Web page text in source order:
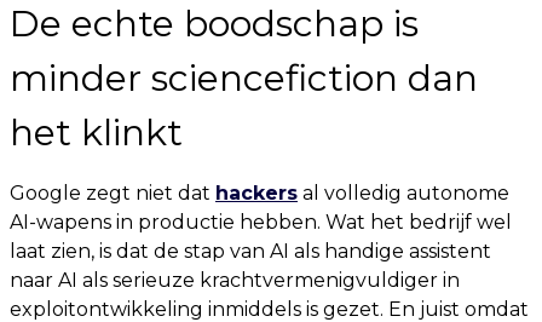
De echte boodschap is
minder sciencefiction dan
het klinkt
Google zegt niet dat hackers al volledig autonome
AI-wapens in productie hebben. Wat het bedrijf wel
laat zien, is dat de stap van AI als handige assistent
naar AI als serieuze krachtvermenigvuldiger in
exploitontwikkeling inmiddels is gezet. En juist omdat